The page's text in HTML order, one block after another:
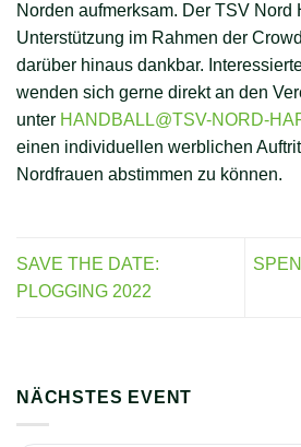
Norden aufmerksam. Der TSV Nord
Unterstützung im Rahmen der
darüber hinaus dankbar.
wenden sich gerne direkt an den
unter HANDBALL@TSV-NORD-
einen individuellen werblichen
Nordfrauen abstimmen zu können.
SAVE THE DATE:
PLOGGING 2022
NÄCHSTES EVENT